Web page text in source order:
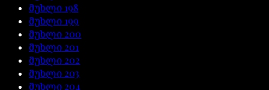
მუხლი 198
მუხლი 199
მუხლი 200
მუხლი 201
მუხლი 202
მუხლი 203
მუხლი 204